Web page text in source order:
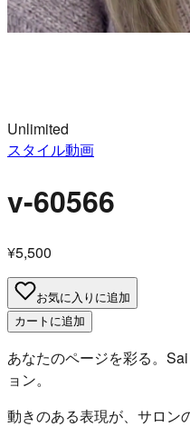
Unlimited
スタイル動画
v-60566
¥5,500
お気に入りに追加
カートに追加
あなたのページを彩る。
ョン。
動きのある表現が、サロン